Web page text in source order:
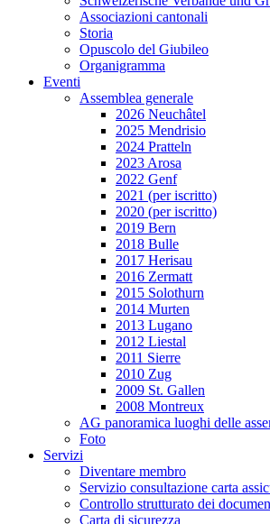
Associazioni cantonali
Storia
Opuscolo del Giubileo
Organigramma
Eventi
Assemblea generale
2026 Neuchâtel
2025 Mendrisio
2024 Pratteln
2023 Arosa
2022 Genf
2021 (per iscritto)
2020 (per iscritto)
2019 Bern
2018 Bulle
2017 Herisau
2016 Zermatt
2015 Solothurn
2014 Murten
2013 Lugano
2012 Liestal
2011 Sierre
2010 Zug
2009 St. Gallen
2008 Montreux
AG panoramica luoghi delle
Foto
Servizi
Diventare membro
Servizio consultazione carta
Controllo strutturato dei
Carta di sicurezza